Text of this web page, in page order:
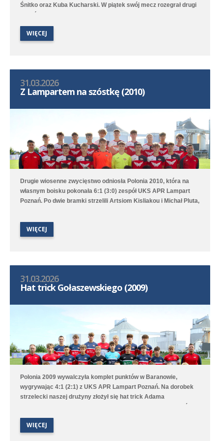
Śnitko oraz Kuba Kucharski. W piątek swój mecz rozegrał drugi
Opalenicy średzka drużyna wygrała 7:0 (0:0) - trzy bramki
strzelił Marcel Ratajczak, a po jednej Jeremi Sójka, Ksawery
Duchała, Brajan Jóźwiak oraz Witold Chojnacki.
WIĘCEJ
31.03.2026
Z Lampartem na szóstkę (2010)
Drugie wiosenne zwycięstwo odniosła Polonia 2010, która na
własnym boisku pokonała 6:1 (3:0) zespół UKS APR Lampart
Poznań. Po dwie bramki strzelili Artsiom Kisliakou i Michał Pluta,
niezłym meczu przegrała 1:3 (1:3) z liderem rozgrywek -
Poznańską 13 Poznań. Jedynego gola dla Polonii strzelił Martin
Kono-Abe.
WIĘCEJ
31.03.2026
Hat trick Gołaszewskiego (2009)
Polonia 2009 wywalczyła komplet punktów w Baranowie,
wygrywając 4:1 (2:1) z UKS APR Lampart Poznań. Na dorobek
strzelecki naszej drużyny złożył się hat trick Adama
zajmują trzecie miejsce w 1. lidze wojewódzkiej B1.
WIĘCEJ